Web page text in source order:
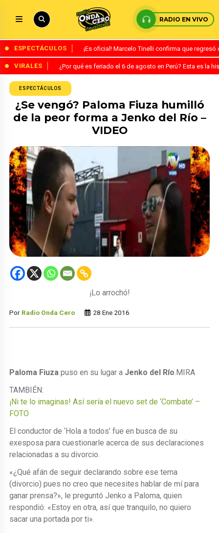
RADIO EN VIVO
ESPECTÁCULOS ¡Es oficial! Marcelo Tinelli confirma que
VIRALES ¿Por qué es feriado el 6 de agosto en Perú? Esta es la
ESPECTÁCULOS
¿Se vengó? Paloma Fiuza humilló
de la peor forma a Jenko del Río –
VIDEO
¡Lo arrochó!
Por Radio Onda Cero 28 Ene 2016
Paloma Fiuza puso en su lugar a Jenko del Río MIRA
TAMBIÉN:
¡Ni te lo imaginas! Así sería el nuevo set de ‘Combate’ –
FOTO
El conductor de ‘Hola a todos’ fue en busca de su
exesposa para cuestionarle acerca de sus declaraciones
relacionadas a su divorcio.
«¿Qué afán de seguir declarando sobre ese tema
(divorcio) pues no creo que necesites hablar de mí para
ganar prensa?», le preguntó Jenko a Paloma, quien
respondió: «Estoy en otra, así que tranquilo, no quiero
sacar una portada por ti».